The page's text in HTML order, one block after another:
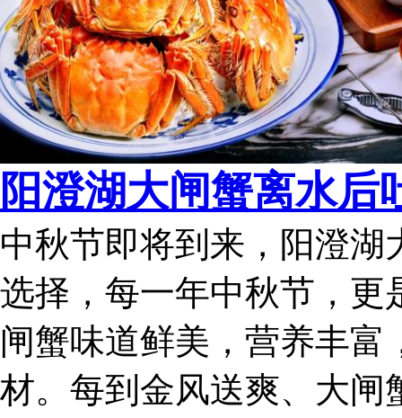
阳澄湖大闸蟹离水后
中秋节即将到来，阳澄
选择，每一年中秋节，更
闸蟹味道鲜美，营养丰
材。每到金风送爽、大闸